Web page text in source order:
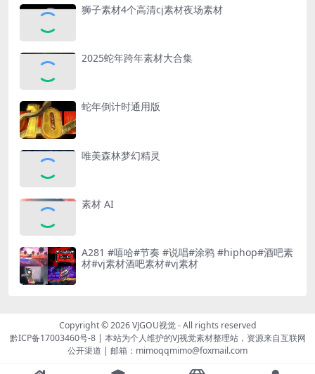
狮子素材4个高清cj素材夜场素材
2025蛇年跨年素材大合集
蛇年倒计时通用版
唯美森林梦幻精灵
素材 AI
A281 #嘻哈#节奏 #说唱#涂鸦 #hiphop#酒吧素
材#vj素材酒吧素材#vj素材
Copyright © 2026VJGOU视觉- All rights reserved
黔ICP备17003460号-8| 本站为个人维护的VJ视觉素材整理站，资源来自互联网
公开渠道 | 邮箱：mimoqqmimo@foxmail.com